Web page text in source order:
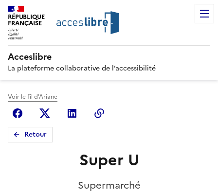
RÉPUBLIQUE
FRANÇAISE
Acceslibre
La plateforme collaborative de l’accessibilité
Voir le fil d'Ariane
FacebookX (anciennement Twitter)
Linkedin
Retour
Super U
Supermarché